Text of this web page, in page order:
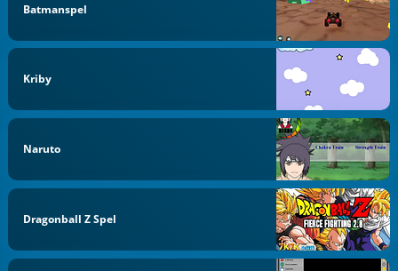
Batmanspel
Kriby
Naruto
Dragonball Z Spel